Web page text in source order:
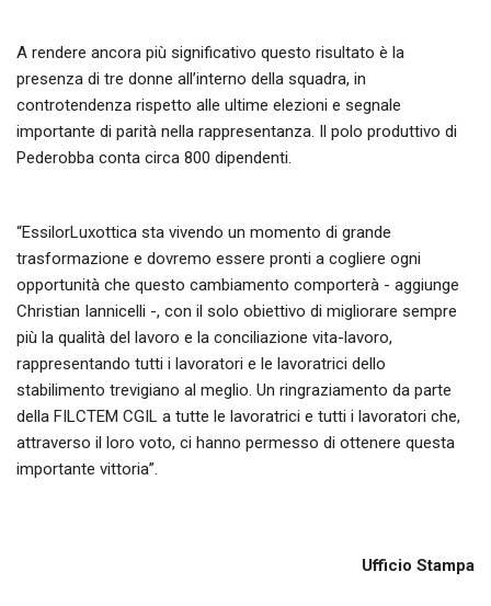
A rendere ancora più significativo questo risultato è la
presenza di tre donne all’interno della squadra, in
controtendenza rispetto alle ultime elezioni e segnale
importante di parità nella rappresentanza. Il polo produttivo di
Pederobba conta circa 800 dipendenti.
“EssilorLuxottica sta vivendo un momento di grande
trasformazione e dovremo essere pronti a cogliere ogni
opportunità che questo cambiamento comporterà - aggiunge
Christian Iannicelli -, con il solo obiettivo di migliorare sempre
più la qualità del lavoro e la conciliazione vita-lavoro,
rappresentando tutti i lavoratori e le lavoratrici dello
stabilimento trevigiano al meglio. Un ringraziamento da parte
della FILCTEM CGIL a tutte le lavoratrici e tutti i lavoratori che,
attraverso il loro voto, ci hanno permesso di ottenere questa
importante vittoria”.
Ufficio Stampa